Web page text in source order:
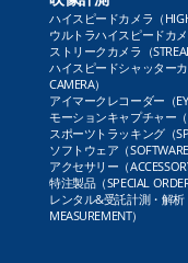
ハイスピードカメラ（HIGH
ウルトラハイスピードカメ
ストリークカメラ（
ハイスピードシャッターカ
CAMERA）
アイマークレコーダー（
モーションキャプチャー（
スポーツトラッキング（
ソフトウェア（SOFTWARE
アクセサリー（
特注製品（SPECIAL ORDER
レンタル&受託計測・解析
MEASUREMENT）